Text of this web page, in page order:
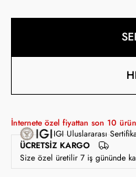
İnternete özel fiyattan son 10 ürün
ÜCRETSIZ KARGO
IGI Uluslararası
Size özel üretilir 7 iş gününde